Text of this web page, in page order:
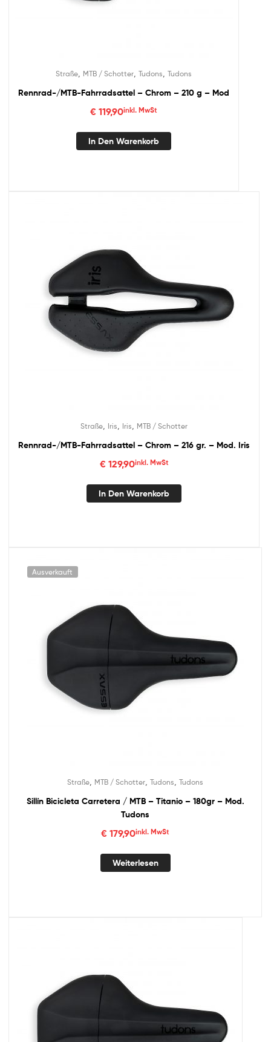
Straße MTB / Schotter Tudons Tudons
Rennrad-/MTB-Fahrradsattel – Chrom – 210 g – Mod
€ 119,90inkl. MwSt
In Den Warenkorb
Straße, Iris, Iris, MTB / Schotter
Rennrad-/MTB-Fahrradsattel – Chrom – 216 gr. – Mod. Iris
€129,90inkl. MwSt
In Den Warenkorb
Ausverkauft
Straße MTB / Schotter Tudons Tudons
Sillín Bicicleta Carretera / MTB – Titanio – 180gr – Mod.
Tudons
€ 179,90inkl. MwSt
Weiterlesen